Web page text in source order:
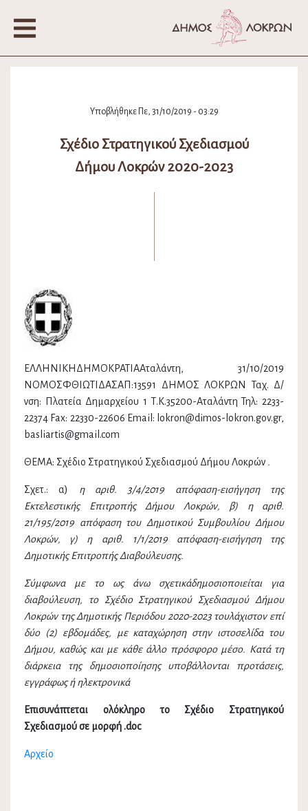
Υποβλήθηκε Πε, 31/10/2019 - 03:29
Σχέδιο Στρατηγικού Σχεδιασμού
Δήμου Λοκρών 2020-2023
ΕΛΛΗΝΙΚΗΔΗΜΟΚΡΑΤΙΑΑταλάντη, 31/10/2019
ΝΟΜΟΣΦΘΙΩΤΙΔΑΣΑΠ:13591 ΔΗΜΟΣ ΛΟΚΡΩΝ Ταχ. Δ/
νση: Πλατεία Δημαρχείου 1 Τ.Κ.35200-Αταλάντη Τηλ: 2233-
22374 Fax: 22330-22606 Email: lokron@dimos-lokron.gov.gr,
basliartis@gmail.com
ΘΕΜΑ: Σχέδιο Στρατηγικού Σχεδιασμού Δήμου Λοκρών .
Σχετ.: α) η αριθ. 3/4/2019 απόφαση-εισήγηση της
Εκτελεστικής Επιτροπής Δήμου Λοκρών, β) η αριθ.
21/195/2019 απόφαση του Δημοτικού Συμβουλίου Δήμου
Λοκρών, γ) η αριθ. 1/1/2019 απόφαση-εισήγηση της
Δημοτικής Επιτροπής Διαβούλευσης.
Σύμφωνα με το ως άνω σχετικάδημοσιοποιείται για
διαβούλευση, το Σχέδιο Στρατηγικού Σχεδιασμού Δήμου
Λοκρών της Δημοτικής Περιόδου 2020-2023 τουλάχιστον επί
δύο (2) εβδομάδες, με καταχώρηση στην ιστοσελίδα του
Δήμου, καθώς και με κάθε άλλο πρόσφορο μέσο. Κατά τη
διάρκεια της δημοσιοποίησης υποβάλλονται προτάσεις,
εγγράφως ή ηλεκτρονικά
Επισυνάπτεται ολόκληρο το Σχέδιο Στρατηγικού
Σχεδιασμού σε μορφή .doc
Αρχείο